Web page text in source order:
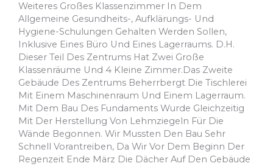
Weiteres Großes Klassenzimmer In Dem
Allgemeine Gesundheits-, Aufklärungs- Und
Hygiene-Schulungen Gehalten Werden Sollen,
Inklusive Eines Büro Und Eines Lagerraums. D.h.
Dieser Teil Des Zentrums Hat Zwei Große
Klassenräume Und 4 Kleine Zimmer.Das Zweite
Gebäude Des Zentrums Beherrbergt Die Tischlerei
Mit Einem Maschinenraum Und Einem Lagerraum.
Mit Dem Bau Des Fundaments Wurde Gleichzeitig
Mit Der Herstellung Von Lehmziegeln Für Die
Wände Begonnen. Wir Mussten Den Bau Sehr
Schnell Vorantreiben, Da Wir Vor Dem Beginn Der
Regenzeit Ende März Die Dächer Auf Den Gebäude